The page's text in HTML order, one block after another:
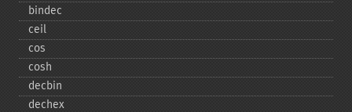
bindec
ceil
cos
cosh
decbin
dechex